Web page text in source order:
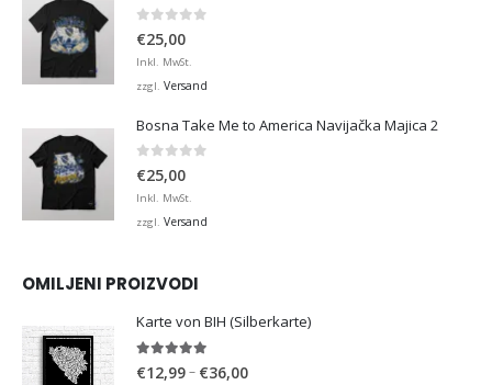
€25,00
Inkl. MwSt.
zzgl. Versand
Bosna Take Me to America Navijačka Majica 2
0 von 5
€25,00
Inkl. MwSt.
zzgl. Versand
OMILJENI PROIZVODI
Karte von BIH (Silberkarte)
€12,99– €36,00Preisspanne: